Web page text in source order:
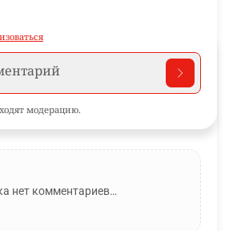
модерацию.
нет комментариев…